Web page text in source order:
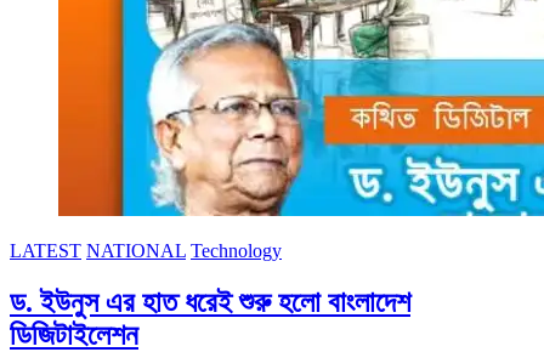
LATEST NATIONAL Technology
ড. ইউনুস এর হাত ধরেই শুরু হলো বাংলাদেশ
ডিজিটাইলেশন